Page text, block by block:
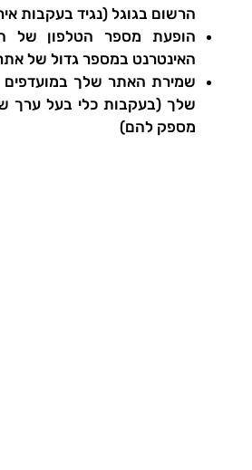
הרשום בגוגל (נגיד בעקבות
הופעת מספר הטלפון של
האינטרנט במספר גדול של
שמירת האתר שלך
שלך (בעקבות כלי בעל ערך
מספק להם)